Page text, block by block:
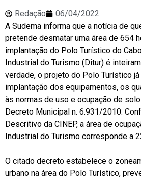
Redação
06/04/2022
A Sudema informa que a notícia de
pretende desmatar uma área de 654
implantação do Polo Turístico do
Industrial do Turismo (Ditur) é
verdade, o projeto do Polo Turístico
implantação dos equipamentos, os
às normas de uso e ocupação de
Decreto Municipal n. 6.931/2010.
Descritivo da CINEP, a área de
Industrial do Turismo corresponde a
O citado decreto estabelece o
urbano na área do Polo Turístico,